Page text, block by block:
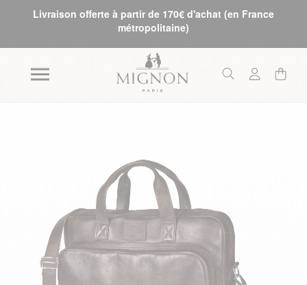
Livraison offerte à partir de 170€ d'achat (en France
métropolitaine)